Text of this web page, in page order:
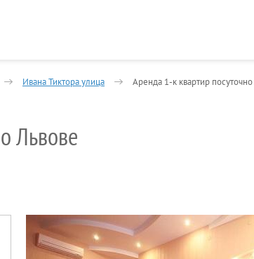
Ивана Тиктора улица Аренда 1-к квартир
Львове